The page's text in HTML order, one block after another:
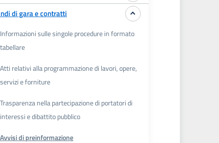
di gara e contratti
Informazioni sulle singole procedure in formato
tabellare
Atti relativi alla programmazione di lavori, opere,
servizi e forniture
Trasparenza nella partecipazione di portatori di
interessi e dibattito pubblico
Avvisi di preinformazione